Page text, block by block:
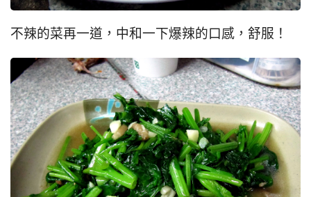
不辣的菜再一道，中和一下爆辣的口感，舒服！